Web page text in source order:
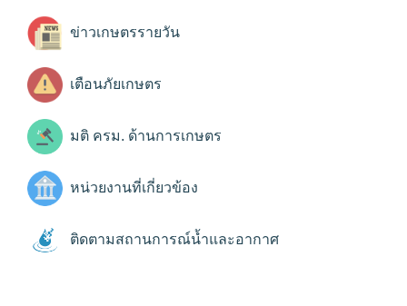
ข่าวเกษตรรายวัน
เตือนภัยเกษตร
มติ ครม. ด้านการเกษตร
หน่วยงานที่เกี่ยวข้อง
ติดตามสถานการณ์น้ำและอากาศ